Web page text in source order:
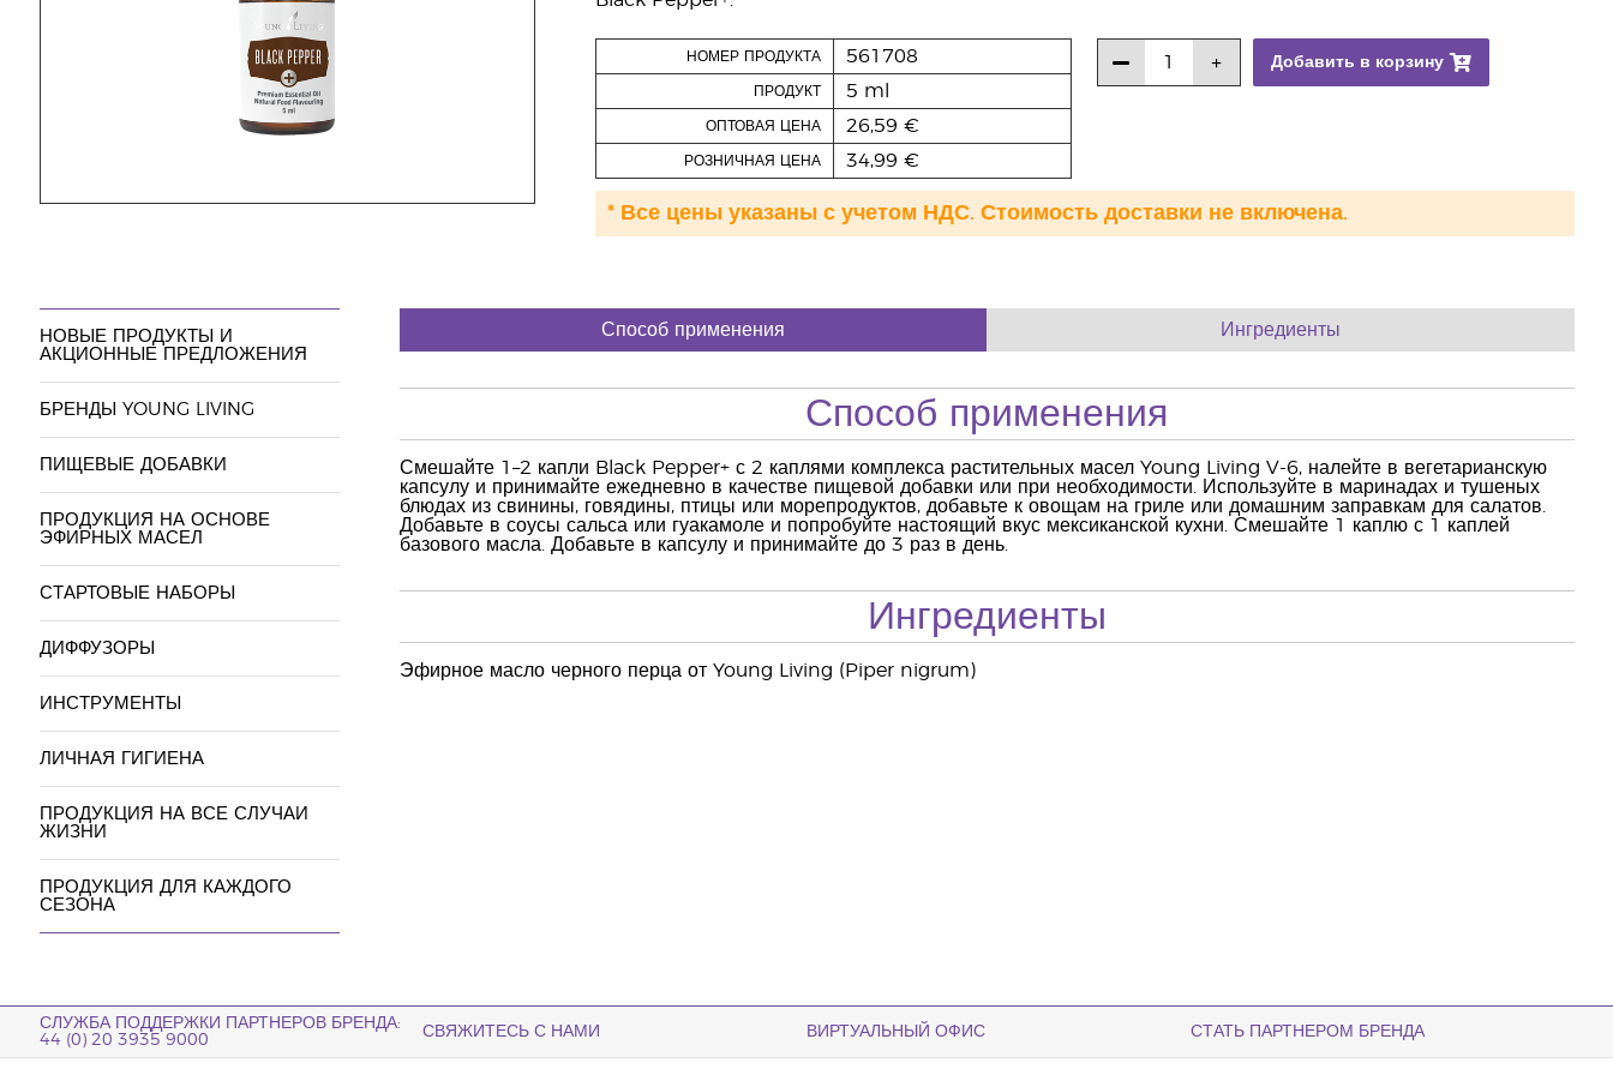
НОМЕР ПРОДУКТА 561708
ПРОДУКТ 5 ml
ОПТОВАЯ ЦЕНА 26,59 €
РОЗНИЧНАЯ ЦЕНА 34,99 €
Добавить в корзину
* Все цены указаны с учетом НДС. Стоимость доставки не включена.
НОВЫЕ ПРОДУКТЫ И
АКЦИОННЫЕ ПРЕДЛОЖЕНИЯ
БРЕНДЫ YOUNG LIVING
ПИЩЕВЫЕ ДОБАВКИ
ПРОДУКЦИЯ НА ОСНОВЕ
ЭФИРНЫХ МАСЕЛ
СТАРТОВЫЕ НАБОРЫ
ДИФФУЗОРЫ
ИНСТРУМЕНТЫ
ЛИЧНАЯ ГИГИЕНА
ПРОДУКЦИЯ НА ВСЕ СЛУЧАИ
ЖИЗНИ
ПРОДУКЦИЯ ДЛЯ КАЖДОГО
СЕЗОНА
Способ применения Ингредиенты
Способ применения
Смешайте 1–2 капли Black Pepper+ с 2 каплями комплекса растительных масел Young Living V-6, налейте в вегетарианскую
капсулу и принимайте ежедневно в качестве пищевой добавки или при необходимости. Используйте в маринадах и тушеных
блюдах из свинины, говядины, птицы или морепродуктов, добавьте к овощам на гриле или домашним заправкам для салатов.
Добавьте в соусы сальса или гуакамоле и попробуйте настоящий вкус мексиканской кухни. Смешайте 1 каплю с 1 каплей
базового масла. Добавьте в капсулу и принимайте до 3 раз в день.
Ингредиенты
Эфирное масло черного перца от Young Living (Piper nigrum)
СЛУЖБА ПОДДЕРЖКИ ПАРТНЕРОВ БРЕНДА:
44 (0) 20 3935 9000
СВЯЖИТЕСЬ С НАМИ ВИРТУАЛЬНЫЙ ОФИС СТАТЬ ПАРТНЕРОМ БРЕНДА